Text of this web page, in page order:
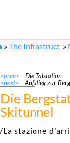
»The Infrastruct »
<prev< Die Talstation
>next> Aufstieg zur
Die
Skitunnel
/La stazione